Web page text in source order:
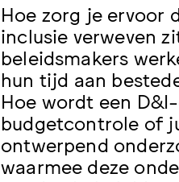
Hoe zorg je ervoor
inclusie verweven
beleidsmakers
hun tijd aan
Hoe wordt een
budgetcontrole of
ontwerpend
waarmee deze